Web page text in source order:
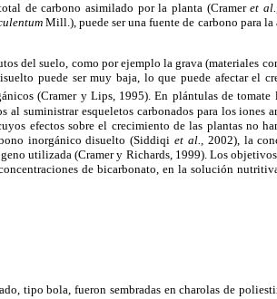
de carbono asimilado por la planta (Crameret
Mill.), puede ser una fuente de carbono para
del suelo, como por ejemplo la grava (materiales
puede ser muy baja, lo que puede afectar el
(Cramer y Lips, 1995). En plántulas de tomate
suministrar esqueletos carbonados para los iones
efectos sobre el crecimiento de las plantas no
inorgánico disuelto (Siddiqi et al.,2002), la
utilizada (Cramer y Richards, 1999). Los
de bicarbonato, en la solución
tipo bola, fueron sembradas en charolas de